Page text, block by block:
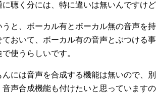
聴く分には、特に違いは無いんですけど
うと、ボーカル有とボーカル無の音声を
おいて、ボーカル有の音声とぶつける
使うらしいです。
には音声を合成する機能は無いので、
声合成機能も付けたいと思っています